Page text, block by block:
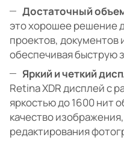
Достаточный
это хорошее решение
проектов, документов
обеспечивая быструю
Яркий и четкий
Retina XDR дисплей с
яркостью до 1600 нит
качество
редактирования